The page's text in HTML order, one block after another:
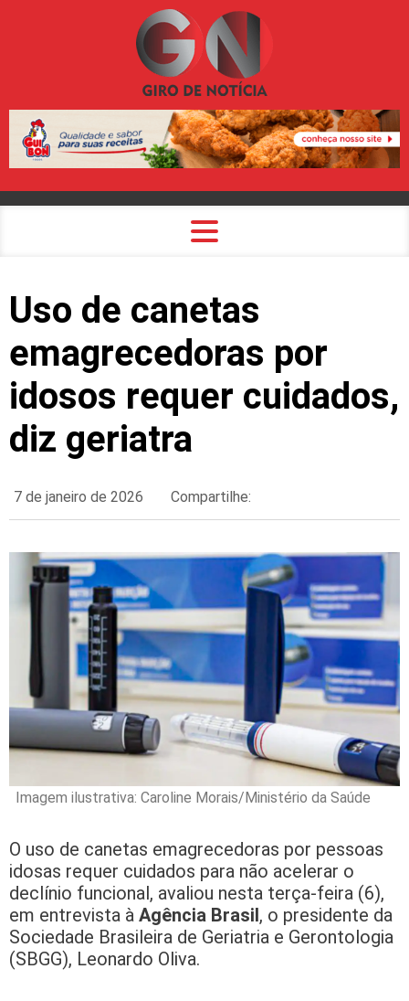
Uso de canetas
emagrecedoras por
idosos requer cuidados,
diz geriatra
7 de janeiro de 2026 Compartilhe:
Imagem ilustrativa: Caroline Morais/Ministério da Saúde
O uso de canetas emagrecedoras por pessoas
idosas requer cuidados para não acelerar o
declínio funcional, avaliou nesta terça-feira (6),
em entrevista à Agência Brasil, o presidente da
Sociedade Brasileira de Geriatria e Gerontologia
(SBGG), Leonardo Oliva.